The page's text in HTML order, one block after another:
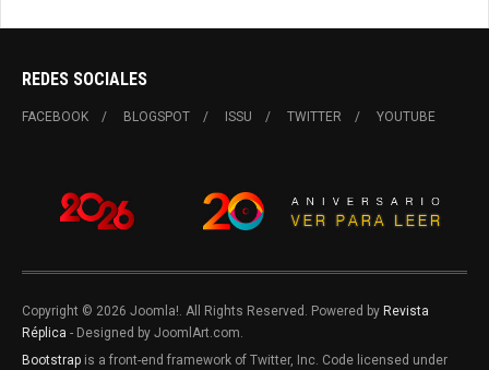
REDES SOCIALES
FACEBOOK BLOGSPOT ISSU TWITTER YOUTUBE
Copyright © 2026 Joomla!. All Rights Reserved. Powered by Revista
Réplica - Designed by JoomlArt.com.
Bootstrap is a front-end framework of Twitter, Inc. Code licensed under